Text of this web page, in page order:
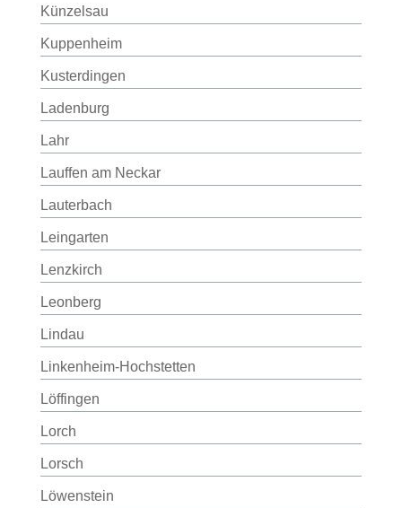
Künzelsau
Kuppenheim
Kusterdingen
Ladenburg
Lahr
Lauffen am Neckar
Lauterbach
Leingarten
Lenzkirch
Leonberg
Lindau
Linkenheim-Hochstetten
Löffingen
Lorch
Lorsch
Löwenstein